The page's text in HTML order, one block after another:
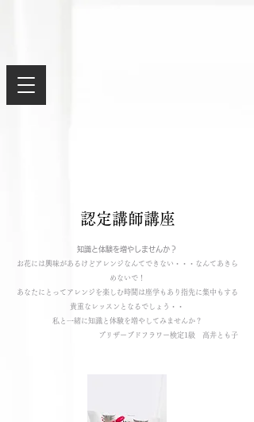
​認定講師講座
​知識と体験を増やしませんか？
お花には興味があるけどアレンジなんてできない・・・なんてあきら
めないで！
あなたにとってアレンジを楽しむ時間は座学もあり指先に集中もする
貴重なレッスンとなるでしょう・・
私と一緒に知識と体験を増やしてみませんか？
​プリザーブドフラワー検定1級 高井とも子